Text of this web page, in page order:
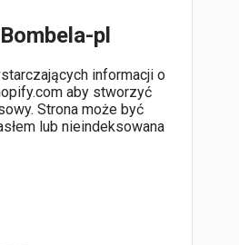
pl
informacji o
aby stworzyć
Strona może być
lub nieindeksowana